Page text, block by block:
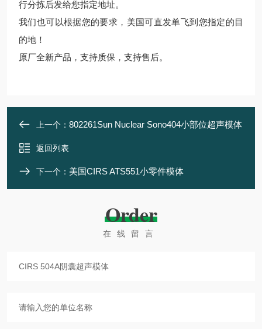
行分拣后发给您指定地址。
我们也可以根据您的要求，美国可直发单飞到您指定的目
的地！
原厂全新产品，支持质保，支持售后。
上一个： 802261Sun Nuclear Sono404小部位超声模体
返回列表
下一个： 美国CIRS ATS551小零件模体
Order
在线留言